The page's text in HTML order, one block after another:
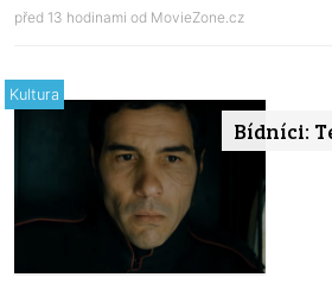
před 13 hodinami od MovieZone.cz
Bídníci:
Kultura